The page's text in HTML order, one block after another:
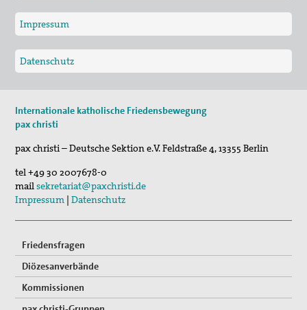
Impressum
Datenschutz
Internationale katholische Friedensbewegung
pax christi
pax christi – Deutsche Sektion e.V.Feldstraße 4,13355 Berlin
tel+49 30 2007678-0
mailsekretariat@paxchristi.de
Impressum |Datenschutz
Friedensfragen
Diözesanverbände
Kommissionen